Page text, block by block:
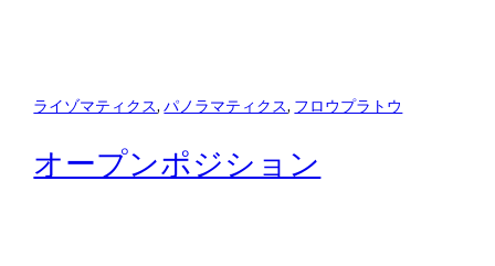
ライゾマティクス, パノラマティクス, フロウプラトウ
オープンポジション